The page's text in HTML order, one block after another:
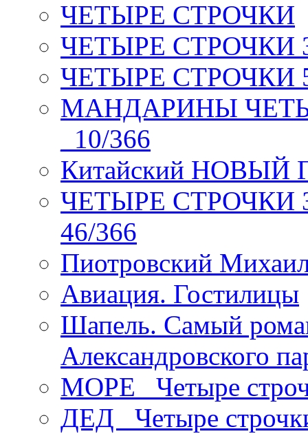
ЧЕТЫРЕ СТРОЧКИ
ЧЕТЫРЕ СТРОЧКИ 3
ЧЕТЫРЕ СТРОЧКИ 5
МАНДАРИНЫ
_10/366
Китайский НОВЫЙ
ЧЕТЫРЕ СТРОЧКИ
46/366
Пиотровский
Авиация. Гостилицы
Шапель. Самый
Александровского
МОРЕ _Четыре
ДЕД _Четыре